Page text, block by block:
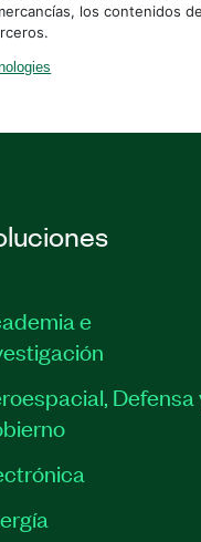
los contenidos
e
Defensa